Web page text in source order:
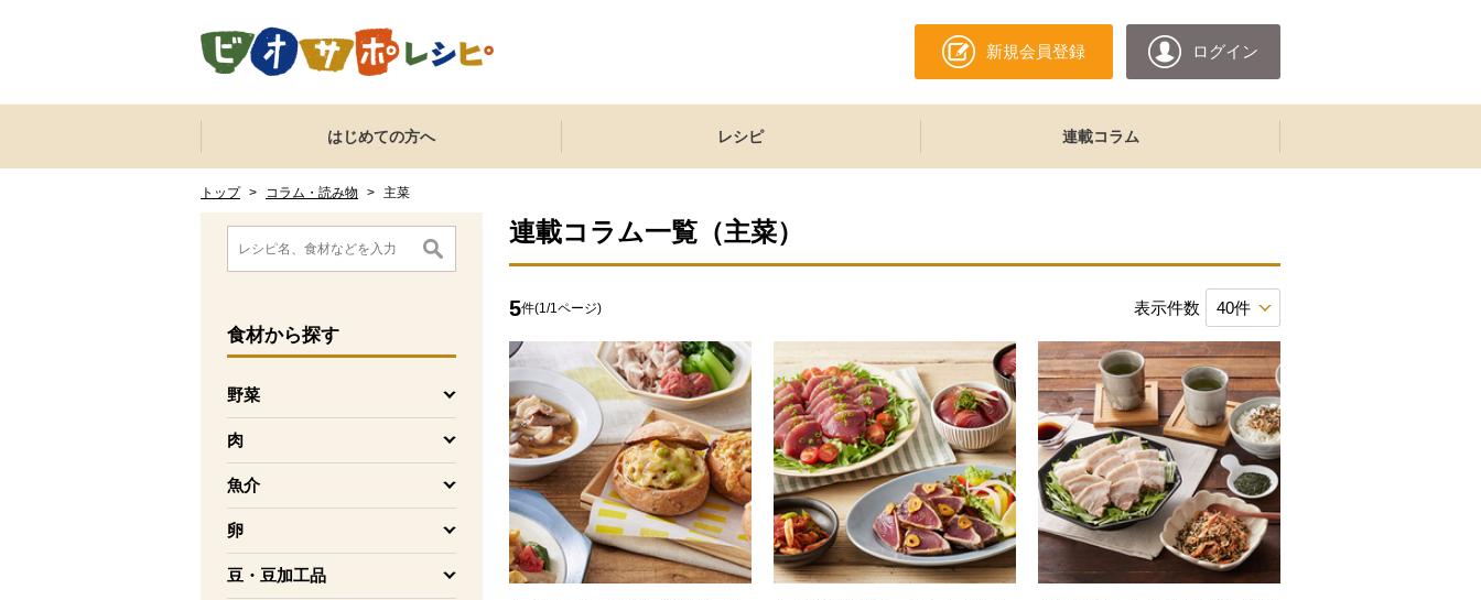
新規会員登録 ログイン
ここからサイト内共通メニューです。
サイト内共通メニューをスキップする
はじめての方へ レシピ 連載コラム
トップ > コラム・読み物 > 主菜
ここから消費材検索メニューです。
食材から探す
野菜
を開く
肉
を開く
魚介
を開く
卵
を開く
豆・豆加工品
を開く
消費材検索メニューここまで。
ここから本文です。 連載コラム一覧（主菜）
5件(1 /1 ページ) 表示件数